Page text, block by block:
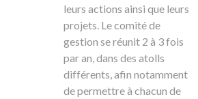
leurs actions ainsi que leurs
projets. Le comité de
gestion se réunit 2 à 3 fois
par an, dans des atolls
différents, afin notamment
de permettre à chacun de